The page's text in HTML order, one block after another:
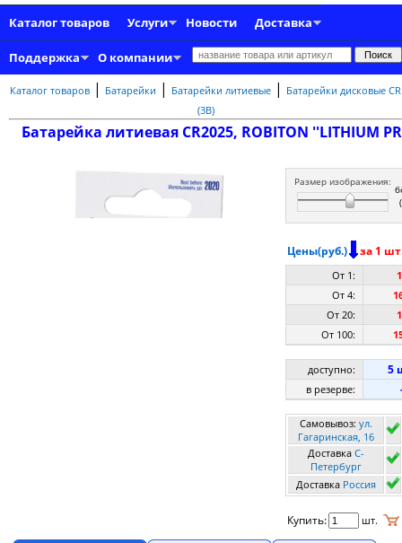
Каталог товаров Услуги Новости Доставка
Поддержка О компании
Каталог товаров | Батарейки | Батарейки литиевые | Батарейки дисковые CR
(3В)
Батарейка литиевая CR2025, ROBITON ''LITHIUM
Размер изображения:
Цены(руб.) за 1
От 1:
От 4:
От 20:
От 100:
доступно: 5
в резерве:
Самовывоз: ул.
Гагаринская, 16
Доставка C-
Петербург
Доставка Россия
Купить: шт.